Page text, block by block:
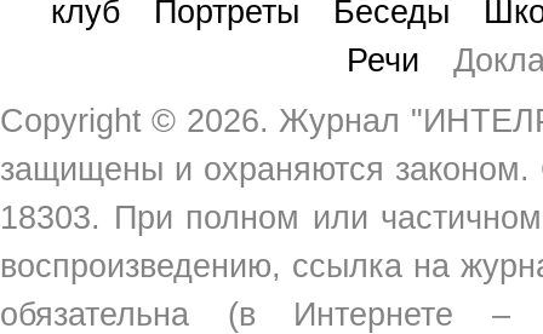
клуб
Портреты Беседы
Речи
Copyright © 2026. Журнал
защищены и охраняются
18303. При полном или
воспроизведению, ссылка на
обязательна (в Интернете